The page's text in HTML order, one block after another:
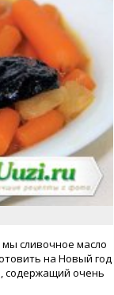
сливочное масло
на Новый год
содержащий очень